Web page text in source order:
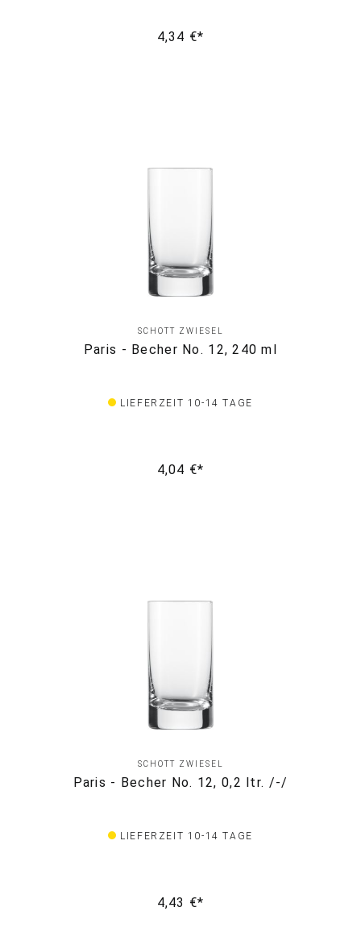
4,34 €*
SCHOTT ZWIESEL
Paris - Becher No. 12, 240 ml
LIEFERZEIT 10-14 TAGE
4,04 €*
SCHOTT ZWIESEL
Paris - Becher No. 12, 0,2 ltr. /-/
LIEFERZEIT 10-14 TAGE
4,43 €*